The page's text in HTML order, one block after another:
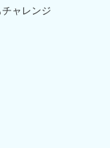
ャレンジ